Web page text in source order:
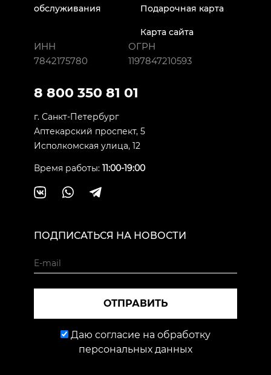
обслуживания
Подарочная карта
Карта сайта
ИНН
7842175780
ОГРН
1197847210593
8 800 350 81 01
г. Санкт-Петербург
Аптекарский проспект, 5
Исполкомская улица, 12
Время работы: 11:00-19:00
ПОДПИСАТЬСЯ НА НОВОСТИ
ОТПРАВИТЬ
Даю согласие на обработку
персональных данных